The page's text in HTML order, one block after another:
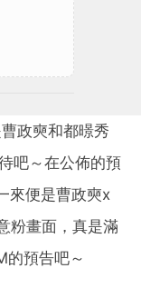
政奭和都暻秀
吧～在公佈的預
來便是曹政奭x
粉畫面，真是滿
的預告吧～